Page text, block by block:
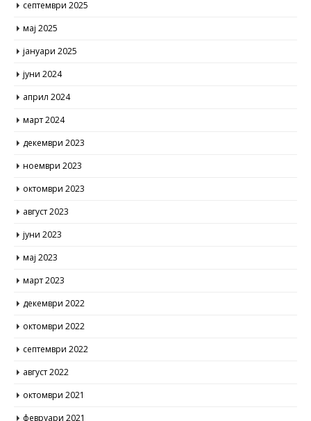
септември 2025
мај 2025
јануари 2025
јуни 2024
април 2024
март 2024
декември 2023
ноември 2023
октомври 2023
август 2023
јуни 2023
мај 2023
март 2023
декември 2022
октомври 2022
септември 2022
август 2022
октомври 2021
февруари 2021